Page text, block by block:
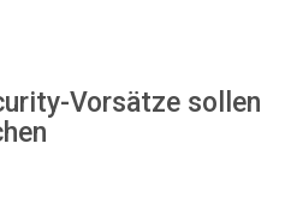
Vorsätze sollen